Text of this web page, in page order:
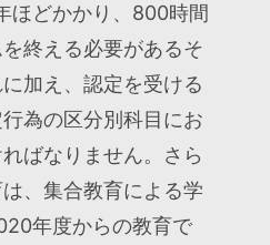
ほどかかり、800時間
終える必要があるそ
加え、認定を受ける
為の区分別科目にお
ばなりません。さら
、集合教育による学
年度からの教育で